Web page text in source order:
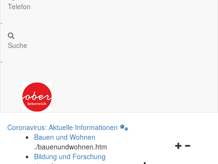
Telefon
.
Suche
.
Coronavirus: Aktuelle Informationen
Bauen und Wohnen
./bauenundwohnen.htm
Bildung und Forschung